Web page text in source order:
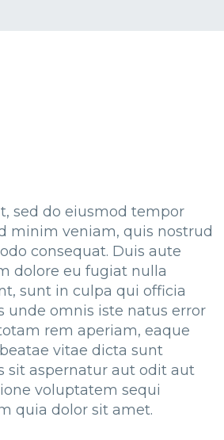
sed do eiusmod tempor
minim veniam, quis nostrud
consequat. Duis aute
dolore eu fugiat nulla
sunt in culpa qui officia
unde omnis iste natus error
rem aperiam, eaque
vitae dicta sunt
sit aspernatur aut odit aut
voluptatem sequi
quia dolor sit amet.